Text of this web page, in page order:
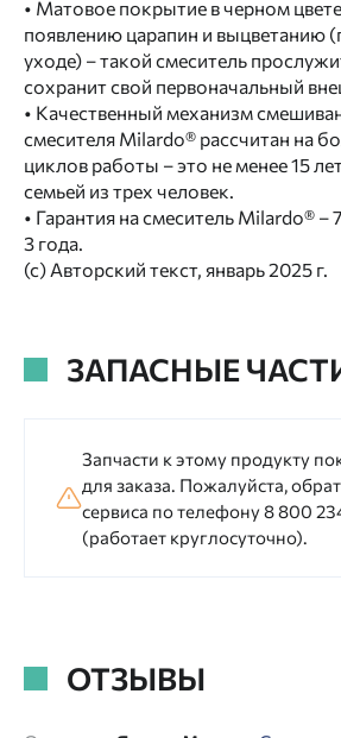
• Матовое покрытие в черном
появлению царапин и выцветанию
уходе) – такой смеситель
сохранит свой первоначальный
• Качественный механизм
смесителя Milardo® рассчитан на
циклов работы – это не менее 15
семьей из трех человек.
• Гарантия на смеситель Milardo® –
3 года.
(с) Авторский текст, январь 2025 г.
ЗАПАСНЫЕ
Запчасти к этому продукту
для заказа. Пожалуйста,
сервиса по телефону 8 800
(работает круглосуточно).
ОТЗЫВЫ